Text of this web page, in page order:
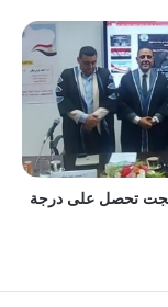
بهجت تحصل على درجة